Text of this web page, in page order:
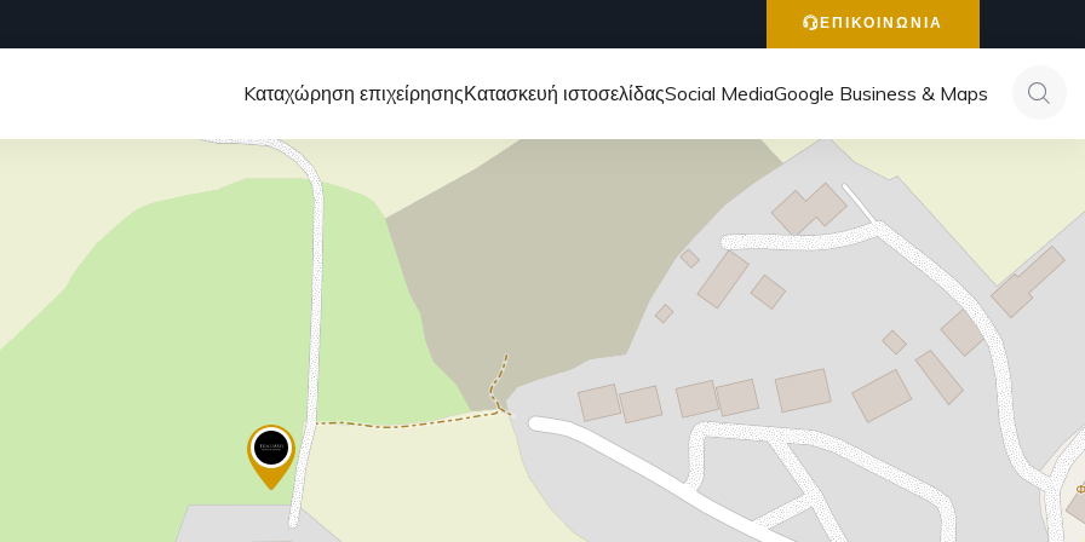
ΕΠΙΚΟΙΝΩΝΙΑ
Kαταχώρηση επιχείρησηςΚατασκευή ιστοσελίδαςSocial MediaGoogle Business & Maps